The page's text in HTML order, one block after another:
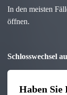
In den meisten
öffnen.
Schlosswechsel
Haben Sie